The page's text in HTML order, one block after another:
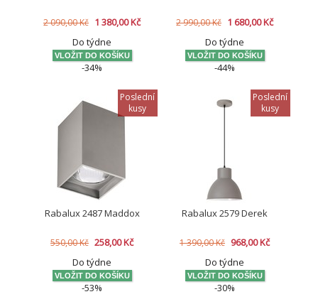
2 090,00 Kč 1 380,00 Kč
Do týdne
-34%
2 990,00 Kč 1 680,00 Kč
Do týdne
-44%
Poslední
kusy
Rabalux 2487 Maddox
550,00 Kč 258,00 Kč
Do týdne
-53%
Poslední
kusy
Rabalux 2579 Derek
1 390,00 Kč 968,00 Kč
Do týdne
-30%